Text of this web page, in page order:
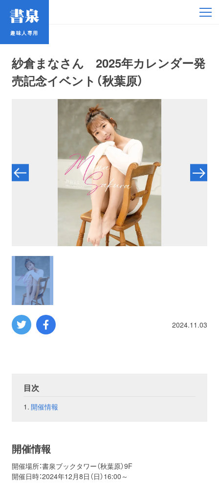
趣味人専用
紗倉まなさん 2025年カレンダー発
売記念イベント（秋葉原）
2024.11.03
目次
開催情報
開催情報
開催場所：書泉ブックタワー（秋葉原）9F
開催日時：2024年12月8日（日）16:00～
趣味人専用
コミック・ラノベ
数学
コンピューター
ミリタリー
フェア
お問い合わせ 取材のお申し込み